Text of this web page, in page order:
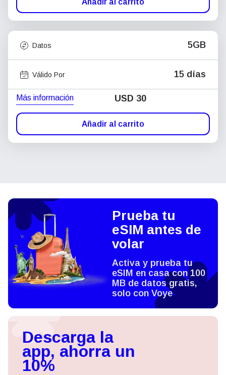
Datos 5GB
Válido Por 15 días
Más información USD 30
Añadir al carrito
Prueba tu
eSIM antes de
volar
Activa y prueba tu
eSIM en casa con 100
MB de datos gratis,
solo con Voye
Descarga la
app, ahorra un
10%